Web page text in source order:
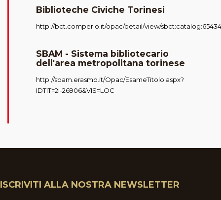
Biblioteche Civiche Torinesi
http://bct.comperio.it/opac/detail/view/
SBAM - Sistema bibliotecario
dell'area metropolitana torinese
http://sbam.erasmo.it/Opac/EsameTitolo.aspx?
IDTIT=2I-26906&VIS=LOC
ISCRIVITI ALLA NOSTRA NEWSLETTER